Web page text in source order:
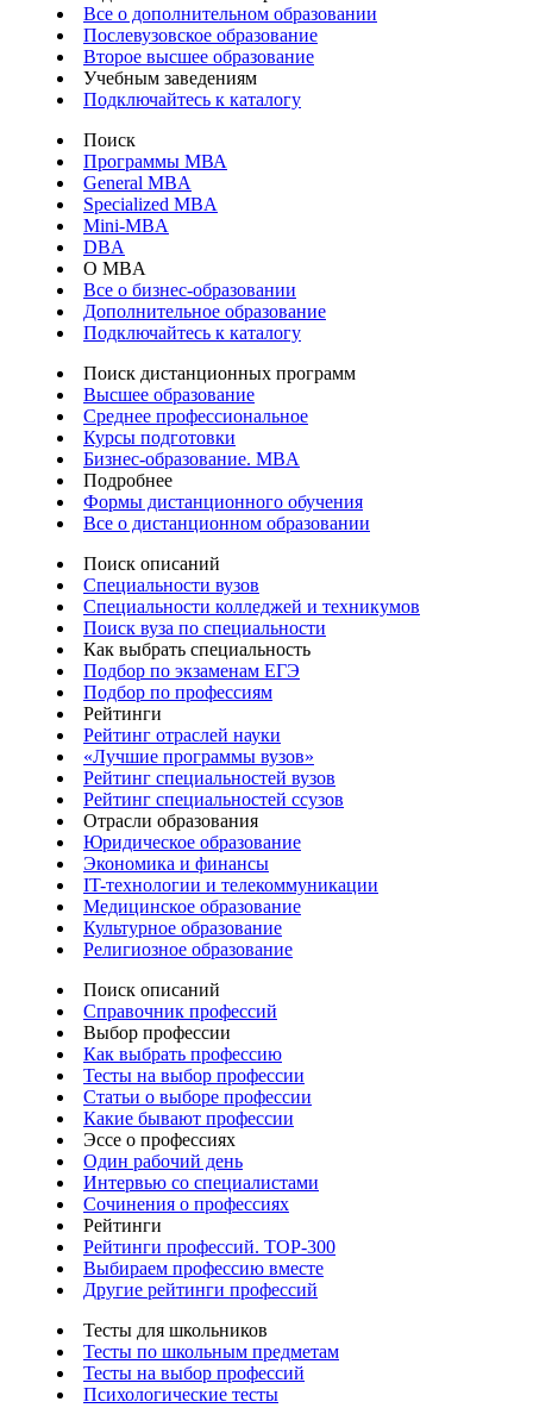
Все о дополнительном образовании
Послевузовское образование
Второе высшее образование
Учебным заведениям
Подключайтесь к каталогу
Поиск
Программы МВА
General MBA
Specialized MBA
Mini-MBA
DBA
О MBA
Все о бизнес-образовании
Дополнительное образование
Подключайтесь к каталогу
Поиск дистанционных программ
Высшее образование
Среднее профессиональное
Курсы подготовки
Бизнес-образование. MBA
Подробнее
Формы дистанционного обучения
Все о дистанционном образовании
Поиск описаний
Специальности вузов
Специальности колледжей и техникумов
Поиск вуза по специальности
Как выбрать специальность
Подбор по экзаменам ЕГЭ
Подбор по профессиям
Рейтинги
Рейтинг отраслей науки
«Лучшие программы вузов»
Рейтинг специальностей вузов
Рейтинг специальностей ссузов
Отрасли образования
Юридическое образование
Экономика и финансы
IT-технологии и телекоммуникации
Медицинское образование
Культурное образование
Религиозное образование
Поиск описаний
Справочник профессий
Выбор профессии
Как выбрать профессию
Тесты на выбор профессии
Статьи о выборе профессии
Какие бывают профессии
Эссе о профессиях
Один рабочий день
Интервью со специалистами
Сочинения о профессиях
Рейтинги
Рейтинги профессий. TOP-300
Выбираем профессию вместе
Другие рейтинги профессий
Тесты для школьников
Тесты по школьным предметам
Тесты на выбор профессий
Психологические тесты